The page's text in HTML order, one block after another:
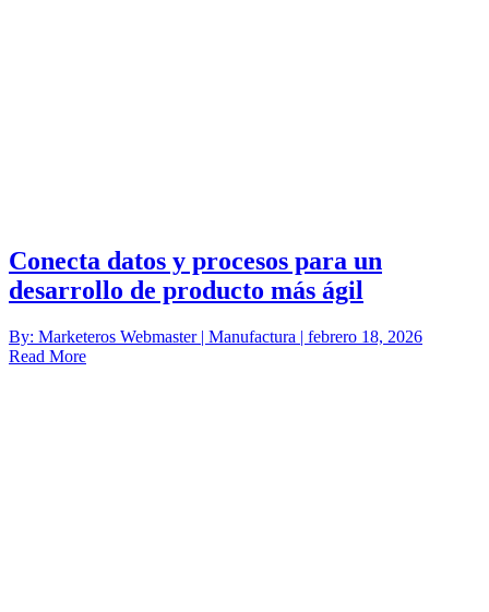
Conecta datos y procesos para un
desarrollo de producto más ágil
By: Marketeros Webmaster | Manufactura | febrero 18, 2026
Read More